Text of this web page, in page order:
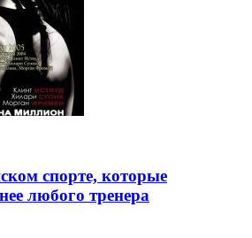
спорте, которые
любого тренера